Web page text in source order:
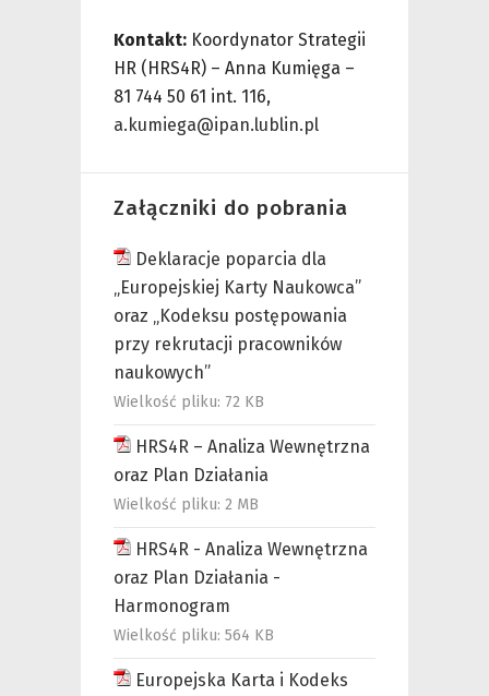
Kontakt: Koordynator Strategii
HR (HRS4R) – Anna Kumięga –
81 744 50 61 int. 116,
a.kumiega@ipan.lublin.pl
Załączniki do pobrania
Deklaracje poparcia dla
„Europejskiej Karty Naukowca”
oraz „Kodeksu postępowania
przy rekrutacji pracowników
naukowych”
Wielkość pliku: 72 KB
HRS4R – Analiza Wewnętrzna
oraz Plan Działania
Wielkość pliku: 2 MB
HRS4R - Analiza Wewnętrzna
oraz Plan Działania -
Harmonogram
Wielkość pliku: 564 KB
Europejska Karta i Kodeks